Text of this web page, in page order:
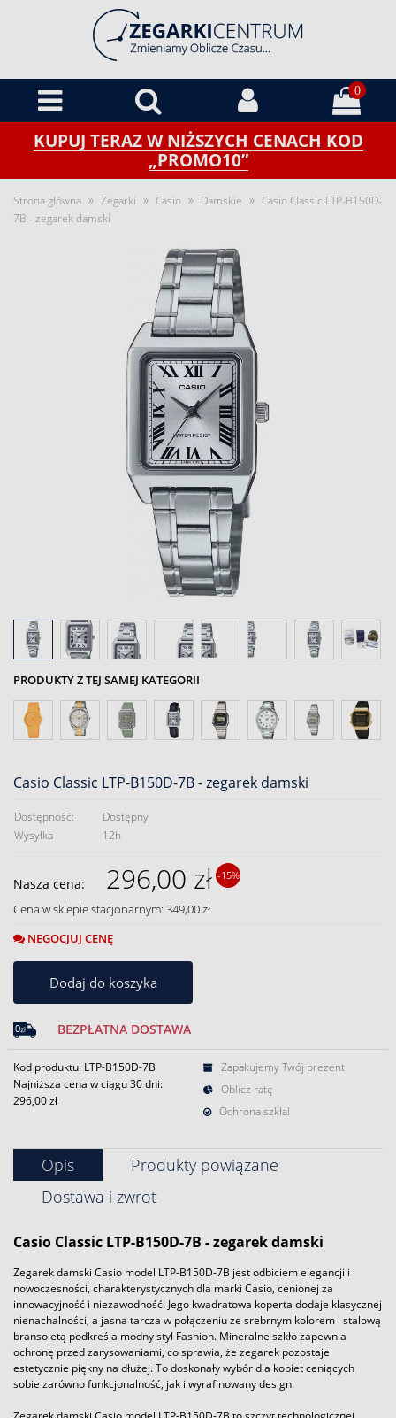
0
KUPUJ TERAZ W NIŻSZYCH CENACH KOD
„PROMO10”
Strona główna » Zegarki » Casio » Damskie » Casio Classic LTP-B150D-
7B - zegarek damski
PRODUKTY Z TEJ SAMEJ KATEGORII
Casio Classic LTP-B150D-7B - zegarek damski
Dostępność:
Dostępny
Wysyłka
12h
Nasza cena: 296,00 zł -15%
Cena w sklepie stacjonarnym: 349,00 zł
NEGOCJUJ CENĘ
Dodaj do koszyka
BEZPŁATNA DOSTAWA
Kod produktu: LTP-B150D-7B
Najniższa cena w ciągu 30 dni:
296,00 zł
Zapakujemy Twój prezent
Oblicz ratę
Ochrona szkła!
Opis
Produkty powiązane
Dostawa i zwrot
Casio Classic LTP-B150D-7B - zegarek damski
Zegarek damski Casio model LTP-B150D-7B jest odbiciem elegancji i
nowoczesności, charakterystycznych dla marki Casio, cenionej za
innowacyjność i niezawodność. Jego kwadratowa koperta dodaje klasycznej
nienachalności, a jasna tarcza w połączeniu ze srebrnym kolorem i stalową
bransoletą podkreśla modny styl Fashion. Mineralne szkło zapewnia
ochronę przed zarysowaniami, co sprawia, że zegarek pozostaje
estetycznie piękny na dłużej. To doskonały wybór dla kobiet ceniących
sobie zarówno funkcjonalność, jak i wyrafinowany design.